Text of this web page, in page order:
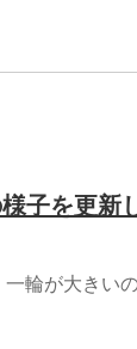
子を更新
輪が大きい